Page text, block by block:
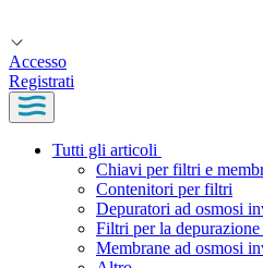
Accesso
Registrati
Tutti gli articoli
Chiavi per filtri e
Contenitori per filtri
Depuratori ad osmosi
Filtri per la depurazione
Membrane ad osmosi